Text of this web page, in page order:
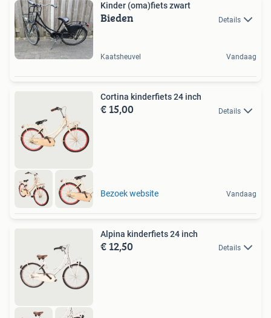
Kinder (oma)fiets zwart
Bieden Details
Kaatsheuvel Vandaag
Cortina kinderfiets 24 inch
€ 15,00 Details
Bezoek website Vandaag
Alpina kinderfiets 24 inch
€ 12,50 Details